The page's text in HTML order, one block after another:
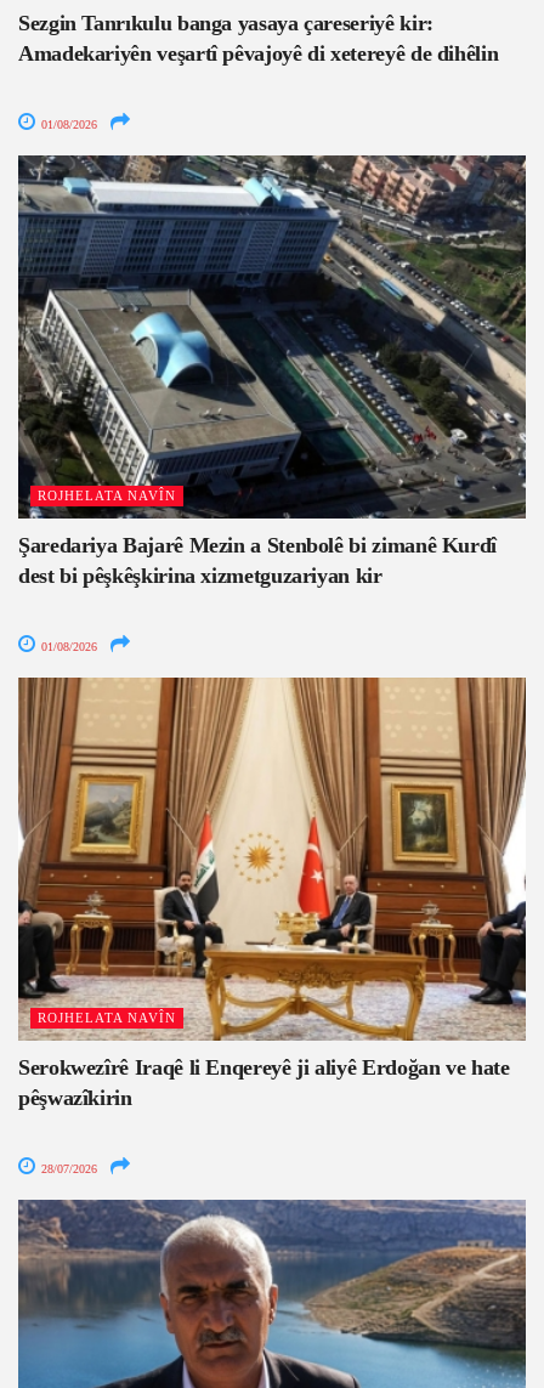
Sezgin Tanrıkulu banga yasaya çareseriyê kir:
Amadekariyên veşartî pêvajoyê di xetereyê de dihêlin
01/08/2026
ROJHELATA NAVÎN
Şaredariya Bajarê Mezin a Stenbolê bi zimanê Kurdî
dest bi pêşkêşkirina xizmetguzariyan kir
01/08/2026
ROJHELATA NAVÎN
Serokwezîrê Iraqê li Enqereyê ji aliyê Erdoğan ve hate
pêşwazîkirin
28/07/2026